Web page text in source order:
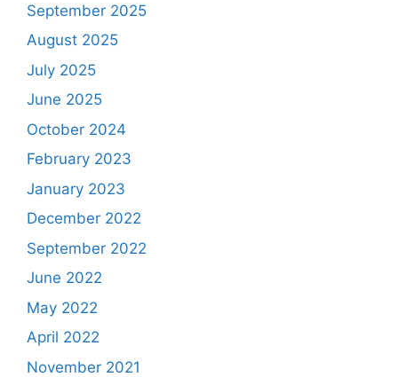
September 2025
August 2025
July 2025
June 2025
October 2024
February 2023
January 2023
December 2022
September 2022
June 2022
May 2022
April 2022
November 2021